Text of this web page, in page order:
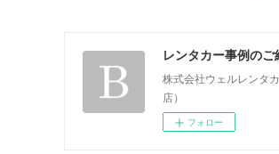
レンタカー事例のご
株式会社ウェルレンタ
店）
フォロー